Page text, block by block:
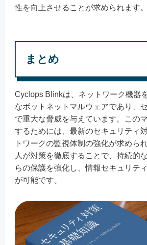
性を向上させることが求められます。
まとめ
Cyclops Blinkは、ネットワーク機器
なボットネットマルウェアであり、
で重大な脅威を与えています。この
するためには、最新のセキュリティ
トワークの監視体制の強化が求めら
人が対策を徹底することで、持続的
らの保護を強化し、情報セキュリテ
が可能です。